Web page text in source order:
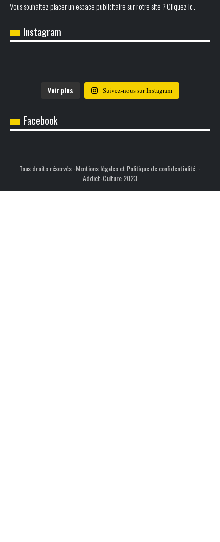
Vous souhaitez placer un espace publicitaire sur notre site ? Cliquez ici.
Instagram
Voir plus Suivez-nous sur Instagram
Facebook
Tous droits réservés -Mentions légales et Politique de confidentialité. -
Addict-Culture 2023